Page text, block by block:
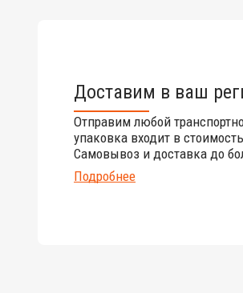
Доставим в ваш
Отправим любой
упаковка входит в
Самовывоз и доставка до
Подробнее